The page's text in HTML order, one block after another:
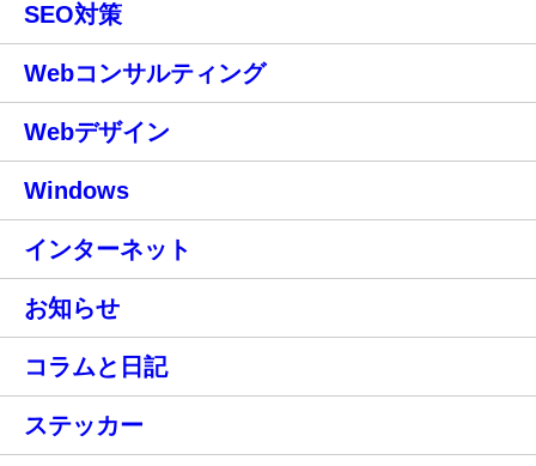
SEO対策
Webコンサルティング
Webデザイン
Windows
インターネット
お知らせ
コラムと日記
ステッカー